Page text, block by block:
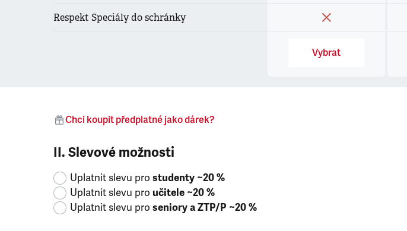
Respekt Speciály do schránky
Vybrat
Chci koupit předplatné jako dárek?
II. Slevové možnosti
Uplatnit slevu pro studenty ~20 %
Uplatnit slevu pro učitele ~20 %
Uplatnit slevu pro seniory a ZTP/P ~20 %